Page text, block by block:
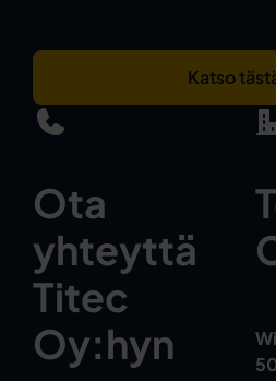
Katso
Ota
yhteyttä
Titec
Oy:hyn